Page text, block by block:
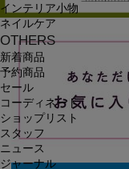
インテリア小物
ネイルケア
OTHERS
新着商品
予約商品
セール
コーディネート
ショップリスト
スタッフ
ニュース
ジャーナル